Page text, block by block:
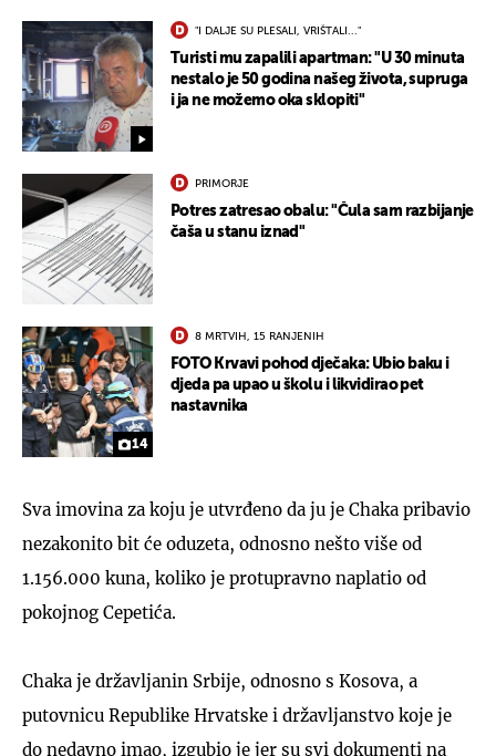
"I DALJE SU PLESALI, VRIŠTALI..."
Turisti mu zapalili apartman: "U 30 minuta
nestalo je 50 godina našeg života, supruga
i ja ne možemo oka sklopiti"
PRIMORJE
Potres zatresao obalu: "Čula sam razbijanje
čaša u stanu iznad"
14
8 MRTVIH, 15 RANJENIH
FOTO Krvavi pohod dječaka: Ubio baku i
djeda pa upao u školu i likvidirao pet
nastavnika
Sva imovina za koju je utvrđeno da ju je Chaka pribavio
nezakonito bit će oduzeta, odnosno nešto više od
1.156.000 kuna, koliko je protupravno naplatio od
pokojnog Cepetića.
Chaka je državljanin Srbije, odnosno s Kosova, a
putovnicu Republike Hrvatske i državljanstvo koje je
do nedavno imao, izgubio je jer su svi dokumenti na